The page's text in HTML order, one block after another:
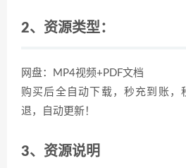
2、资源类型：
网盘：MP4视频+PDF文档
购买后全自动下载，秒充到账，
退，自动更新！
3、资源说明